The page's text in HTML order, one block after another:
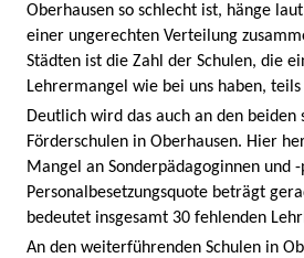
Oberhausen so schlecht ist, hänge
einer ungerechten Verteilung
Städten ist die Zahl der Schulen, die
Lehrermangel wie bei uns haben,
Deutlich wird das auch an den beiden
Förderschulen in Oberhausen. Hier
Mangel an Sonderpädagoginnen und
Personalbesetzungsquote beträgt
bedeutet insgesamt 30 fehlenden
An den weiterführenden Schulen in